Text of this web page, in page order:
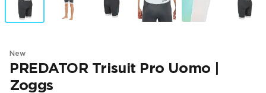
New
PREDATOR Trisuit Pro Uomo |
Zoggs